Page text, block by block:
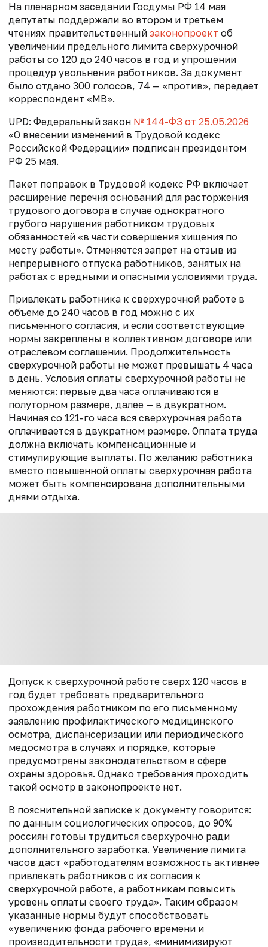
На пленарном заседании Госдумы РФ 14 мая
депутаты поддержали во втором и третьем
чтениях правительственный законопроект об
увеличении предельного лимита сверхурочной
работы со 120 до 240 часов в год и упрощении
процедур увольнения работников. За документ
было отдано 300 голосов, 74 — «против», передает
корреспондент «МВ».
UPD: Федеральный закон № 144-ФЗ от 25.05.2026
«О внесении изменений в Трудовой кодекс
Российской Федерации» подписан президентом
РФ 25 мая.
Пакет поправок в Трудовой кодекс РФ включает
расширение перечня оснований для расторжения
трудового договора в ‍случае однократного
грубого нарушения работником трудовых
обязанностей «в ‍части совершения хищения по
‍месту работы». Отменяется запрет на ‍отзыв из
‍непрерывного отпуска работников, занятых на
‍работах с ‍вредными и ‍опасными условиями труда.
Привлекать работника к сверхурочной работе в
объеме до 240 часов в год можно с их
письменного согласия, и если соответствующие
нормы закреплены в коллективном договоре или
отраслевом соглашении. Продолжительность
сверхурочной работы не может превышать 4 часа
в день. Условия оплаты сверхурочной работы не
меняются: первые два часа оплачиваются в
полуторном размере, далее — в двукратном.
Начиная со 121-го часа вся сверхурочная работа
оплачивается в двукратном размере. Оплата труда
должна включать компенсационные и
стимулирующие выплаты. По желанию работника
вместо повышенной оплаты сверхурочная работа
может быть компенсирована дополнительными
днями отдыха.
Допуск к сверхурочной работе сверх 120 часов в
год будет требовать предварительного
прохождения работником по его письменному
заявлению профилактического медицинского
осмотра, диспансеризации или периодического
медосмотра в случаях и порядке, которые
предусмотрены законодательством в сфере
охраны здоровья. Однако требования проходить
такой осмотр в законопроекте нет.
В пояснительной записке к документу говорится:
по данным социологических опросов, до 90%
россиян готовы трудиться сверхурочно ради
дополнительного заработка. Увеличение лимита
часов даст «работодателям возможность активнее
привлекать работников с их согласия к
сверхурочной работе, а работникам повысить
уровень оплаты своего труда». Таким образом
указанные нормы будут способствовать
«увеличению фонда рабочего времени и
производительности труда», «минимизируют